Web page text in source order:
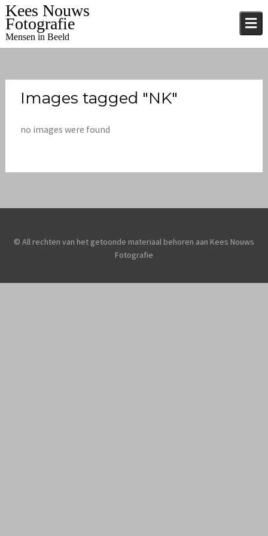
Skip
to
content
Kees Nouws
Fotografie
Mensen in Beeld
Images tagged "NK"
no images were found
© All rechten van het getoonde materiaal behoren aan Kees Nouws
Fotografie